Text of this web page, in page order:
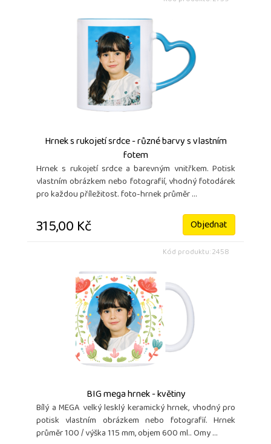
Hrnek s rukojetí srdce - různé barvy s vlastním
fotem
Hrnek s rukojetí srdce a barevným vnitřkem. Potisk
vlastním obrázkem nebo fotografií, vhodný fotodárek
pro každou příležitost. foto-hrnek průměr ...
315,00 Kč Objednat
Kód produktu: 2458
BIG mega hrnek - květiny
Bílý a MEGA velký lesklý keramický hrnek, vhodný pro
potisk vlastním obrázkem nebo fotografií. Hrnek
průměr 100 / výška 115 mm, objem 600 ml.. Omy ...